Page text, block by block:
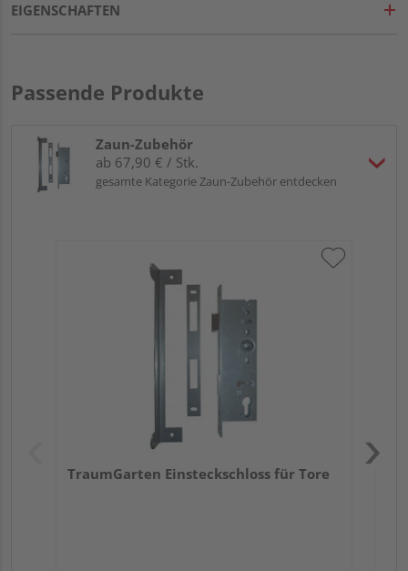
EIGENSCHAFTEN
Passende Produkte
Zaun-Zubehör
ab 67,90 € / Stk.
gesamte Kategorie Zaun-Zubehör entdecken
TraumGarten Einsteckschloss für Tore